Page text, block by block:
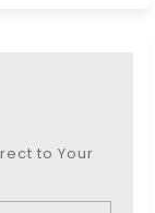
to Your